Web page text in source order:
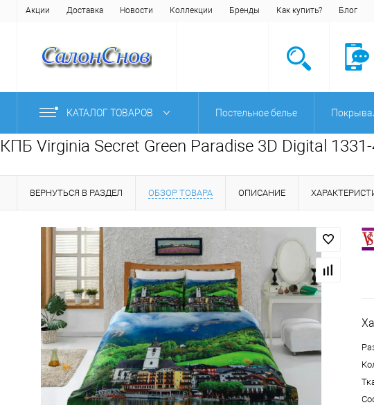
Акции Доставка Новости Коллекции Бренды Как купить? Блог
КАТАЛОГ ТОВАРОВ Постельное белье
КПБ Virginia Secret Green Paradise 3D Digital
ВЕРНУТЬСЯ В РАЗДЕЛ ОБЗОР ТОВАРА ОПИСАНИЕ